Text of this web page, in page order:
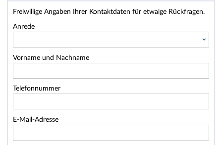
Freiwillige Angaben Ihrer Kontaktdaten für etwaige Rückfragen.
Anrede
Vorname und Nachname
Telefonnummer
E-Mail-Adresse